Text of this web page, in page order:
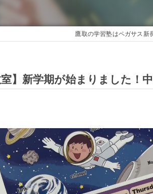
鷹取の学習塾はペガサス新
】新学期が始まりました！